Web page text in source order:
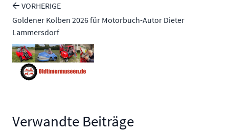
← VORHERIGE
Goldener Kolben 2026 für Motorbuch-Autor Dieter
Lammersdorf
Verwandte Beiträge